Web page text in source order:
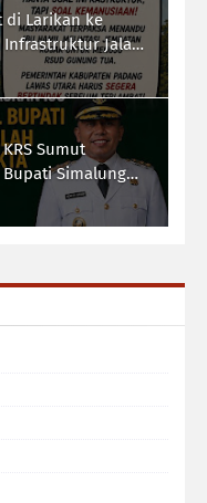
di Larikan ke
Infrastruktur Jalan
Sumut
Sumut
Bupati Simalungun